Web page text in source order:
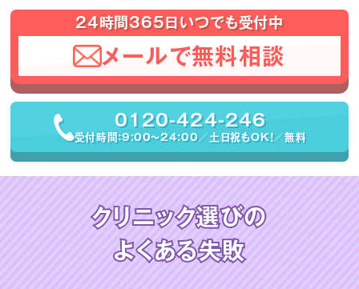
24時間365日いつでも受付中
メールで無料相談
0120-424-246
受付時間：9:00〜24:00／土日祝もOK！／無料
クリニック選びの
よくある失敗